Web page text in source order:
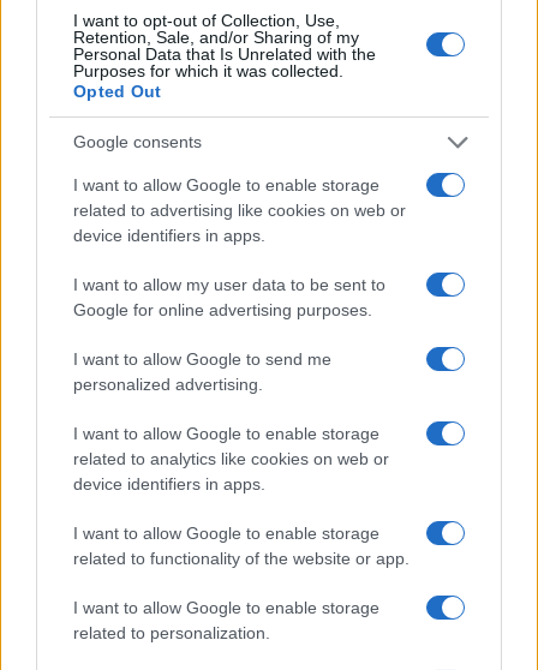
I want to opt-out of Collection, Use,
Retention, Sale, and/or Sharing of my
Personal Data that Is Unrelated with the
Purposes for which it was collected.
Opted Out
Google consents
I want to allow Google to enable storage
related to advertising like cookies on web or
device identifiers in apps.
I want to allow my user data to be sent to
Google for online advertising purposes.
I want to allow Google to send me
personalized advertising.
I want to allow Google to enable storage
related to analytics like cookies on web or
device identifiers in apps.
I want to allow Google to enable storage
related to functionality of the website or app.
I want to allow Google to enable storage
related to personalization.
Johnny Cash, 1965. Fotó: Frank Bez/imdb.com
countryénekes
1963 M. Nagy Miklós József Attila-díjas műfordító, kritikus
madárfotós”
Február 26-án halt meg:
1933 Spiegel Frigyes építész és iparművész, a szecesszió
képviselője. Műveiről szót ejtettünk nagyváradi
barangolásunkkor, és a budapesti belváros építészetében
fontos állatmotívumokkal foglalkozó
cikkünkben